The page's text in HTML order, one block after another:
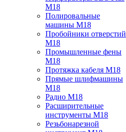
M18
Полировальные
машины M18
Пробойники отверстий
M18
Промышленные фены
M18
Протяжка кабеля M18
Прямые шлифмашины
M18
Радио M18
Расширительные
инструменты M18
Резьбонарезной